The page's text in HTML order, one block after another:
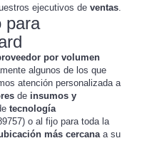
ejecutivos de ventas.
para
por volumen
algunos de los que
atención personalizada a
de insumos y
tecnología
o al fijo para toda la
más cercanaa su